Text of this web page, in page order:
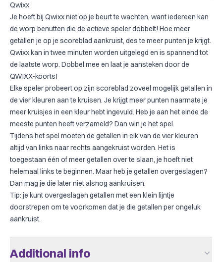
Qwixx
Je hoeft bij Qwixx niet op je beurt te wachten, want iedereen kan
de worp benutten die de actieve speler dobbelt! Hoe meer
getallen je op je scoreblad aankruist, des te meer punten je krijgt.
Qwixx kan in twee minuten worden uitgelegd en is spannend tot
de laatste worp. Dobbel mee en laat je aansteken door de
QWIXX-koorts!
Elke speler probeert op zijn scoreblad zoveel mogelijk getallen in
de vier kleuren aan te kruisen. Je krijgt meer punten naarmate je
meer kruisjes in een kleur hebt ingevuld. Heb je aan het einde de
meeste punten heeft verzameld? Dan win je het spel.
Tijdens het spel moeten de getallen in elk van de vier kleuren
altijd van links naar rechts aangekruist worden. Het is
toegestaan één of meer getallen over te slaan, je hoeft niet
helemaal links te beginnen. Maar heb je getallen overgeslagen?
Dan mag je die later niet alsnog aankruisen.
Tip: je kunt overgeslagen getallen met een klein lijntje
doorstrepen om te voorkomen dat je die getallen per ongeluk
aankruist.
Additional info